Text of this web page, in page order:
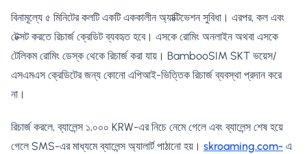
বিনামূল্যে ৫ মিনিটের কলটি একটি এককালীন অ্যাক্টিভেশন সুবিধা। এরপর, কল এবং
টেক্সট করতে রিচার্জ ক্রেডিট ব্যবহৃত হবে। এসকে রোমিং অনলাইন অথবা এসকে
টেলিকম রোমিং ডেস্ক থেকে রিচার্জ করা যায়। BambooSIM SKT ভয়েস/
এসএমএস ক্রেডিটের জন্য কোনো এপিআই-ভিত্তিক রিচার্জ ব্যবস্থা প্রদান করে
না।
রিচার্জ করলে, ব্যালেন্স ১,০০০ KRW-এর নিচে নেমে গেলে এবং ব্যালেন্স শেষ হয়ে
গেলে SMS-এর মাধ্যমে ব্যালেন্স অ্যালার্ট পাঠানো হয়। skroaming.com- এ